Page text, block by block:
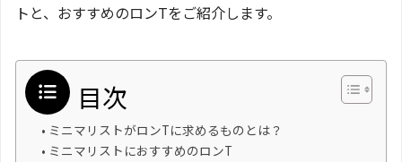
トと、おすすめのロンTをご紹介します。
目次
ミニマリストがロンTに求めるものとは？
ミニマリストにおすすめのロンT